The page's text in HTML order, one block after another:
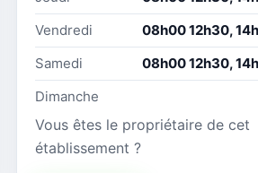
Vendredi
08h00 12h30,
Samedi
08h00 12h30,
Dimanche
Vous êtes le propriétaire de cet
établissement ?